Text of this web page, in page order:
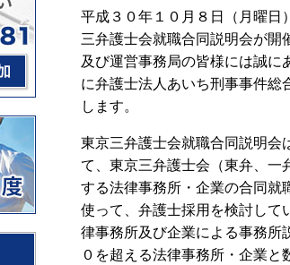
平成３０年１０月８日（月曜
三弁護士会就職合同説明会が開
及び運営事務局の皆様には誠
に弁護士法人あいち刑事事件
します。
東京三弁護士会就職合同説明会
て、東京三弁護士会（東弁、一
する法律事務所・企業の合同
使って、弁護士採用を検討し
律事務所及び企業による事務所
０を超える法律事務所・企業